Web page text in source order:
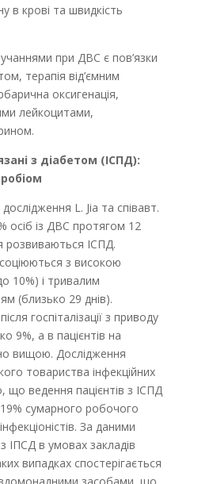
в крові та швидкість
при ДВС є пов’язки
терапія від’ємним
оксигенація,
лейкоцитами,
з діабетом (ІСПД):
L. Jia та співавт.
осіб із ДВС протягом 12
розвиваються ІСПД.
з високою
10%) і тривалим
(близько 29 днів).
госпіталізації з приводу
9%, а в пацієнтів на
вищою. Дослідження
товариства інфекційних
ведення пацієнтів з ІСПД
сумарного робочого
За даними
з ІПСД в умовах закладів
випадках спостерігається